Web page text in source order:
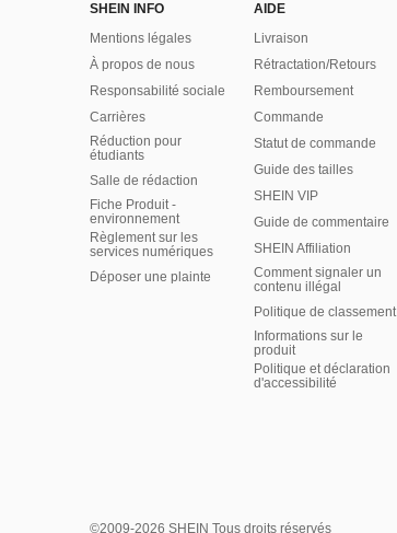
SHEIN INFO
Mentions légales
À propos de nous
Responsabilité sociale
Carrières
Réduction pour
étudiants
Salle de rédaction
Fiche Produit -
environnement
Règlement sur les
services numériques
Déposer une plainte
AIDE
Livraison
Rétractation/Retours
Remboursement
Commande
Statut de commande
Guide des tailles
SHEIN VIP
Guide de commentaire
SHEIN Affiliation
Comment signaler un
contenu illégal
Politique de classement
Informations sur le
produit
Politique et déclaration
d'accessibilité
©2009-2026 SHEIN Tous droits réservés